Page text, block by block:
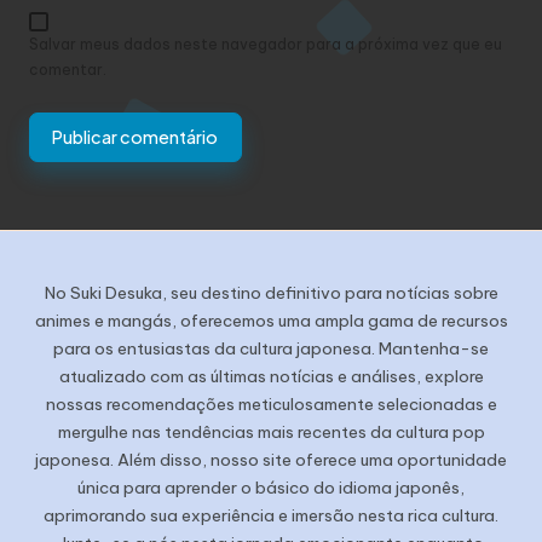
Salvar meus dados neste navegador para a próxima vez que eu
No Suki Desuka, seu destino definitivo para notícias sobre
animes e mangás, oferecemos uma ampla gama de recursos
para os entusiastas da cultura japonesa. Mantenha-se
atualizado com as últimas notícias e análises, explore
nossas recomendações meticulosamente selecionadas e
mergulhe nas tendências mais recentes da cultura pop
japonesa. Além disso, nosso site oferece uma oportunidade
única para aprender o básico do idioma japonês,
aprimorando sua experiência e imersão nesta rica cultura.